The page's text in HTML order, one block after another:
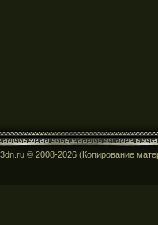
© 2008-2026 (Копирование